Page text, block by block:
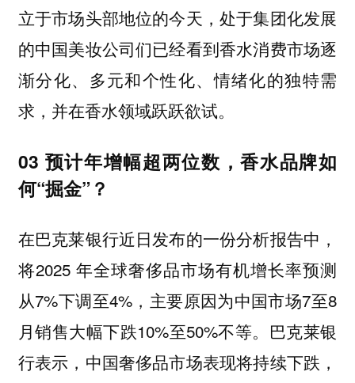
立于市场头部地位的今天，处于集团化发展
的中国美妆公司们已经看到香水消费市场逐
渐分化、多元和个性化、情绪化的独特需
求，并在香水领域跃跃欲试。
03 预计年增幅超两位数，香水品牌如
何“掘金”？
在巴克莱银行近日发布的一份分析报告中，
将2025 年全球奢侈品市场有机增长率预测
从7%下调至4%，主要原因为中国市场7至8
月销售大幅下跌10%至50%不等。巴克莱银
行表示，中国奢侈品市场表现将持续下跌，